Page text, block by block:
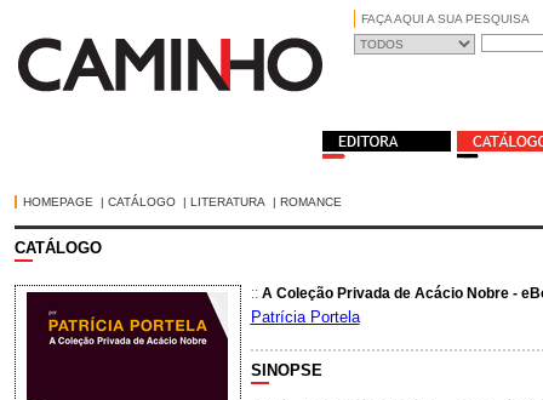
FAÇA AQUI A SUA PESQUISA
HOMEPAGE | CATÁLOGO| LITERATURA | ROMANCE
CATÁLOGO
:: A Coleção Privada de Acácio Nobre -
Patrícia Portela
SINOPSE